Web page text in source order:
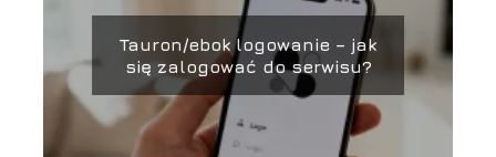
Tauron/ebok logowanie – jak
się zalogować do serwisu?